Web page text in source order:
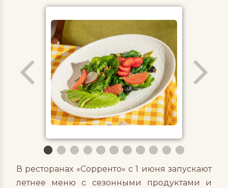
В ресторанах «Сорренто» с 1 июня запускают
летнее меню с сезонными продуктами и